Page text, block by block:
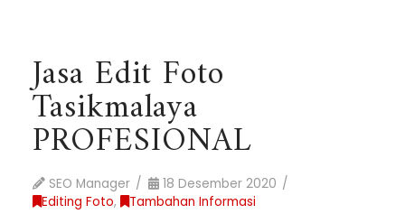
Jasa Edit Foto
Tasikmalaya
PROFESIONAL
SEO Manager
18 Desember 2020
Editing Foto, Tambahan Informasi